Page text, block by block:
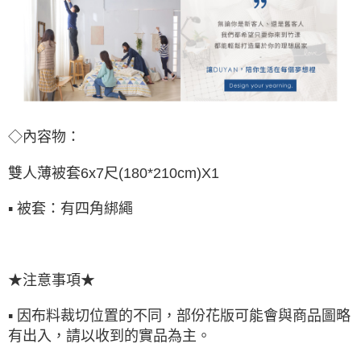
◇內容物：
雙人薄被套6x7尺(180*210cm)X1
▪ 被套：有四角綁繩
★注意事項★
▪ 因布料裁切位置的不同，部份花版可能會與商品圖略
有出入，請以收到的實品為主。